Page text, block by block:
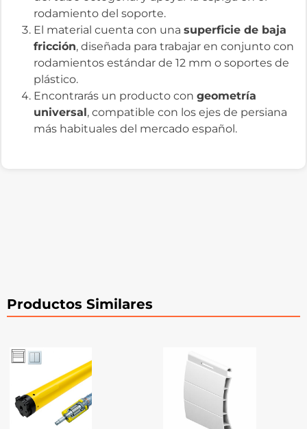
rodamiento del soporte.
El material cuenta con unasuperficie de baja
fricción, diseñada para trabajar en conjunto con
rodamientos estándar de 12 mm o soportes de
plástico.
Encontrarás un producto congeometría
universal, compatible con los ejes de persiana
más habituales del mercado español.
Productos Similares